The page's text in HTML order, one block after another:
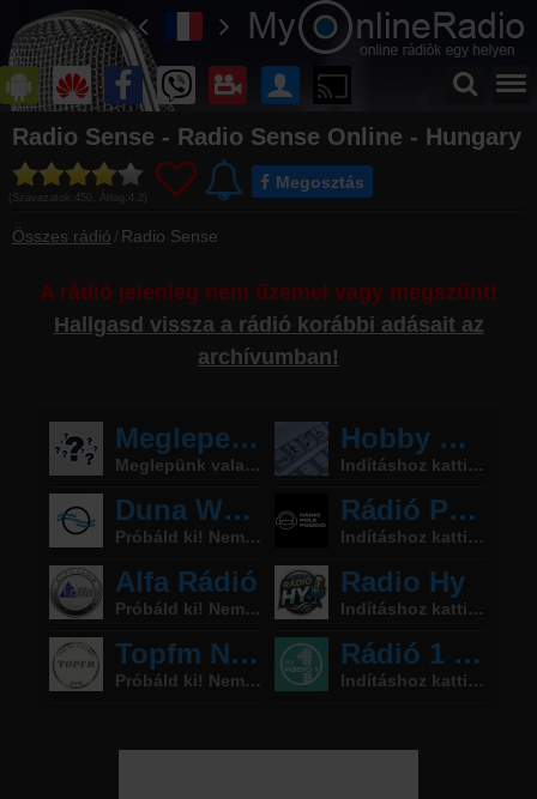
Főoldal
myonlineradio.hu
Bejelentkezés
Most szól
Tudd meg mi szólt eddig
Műsorújság
Radio Sense műsorai
Radio Sense webkamera, élőkép
Partnerek
Rádiós partnerek
Rádió beágyazás
Ágyazd be weboldaladba
Online rádió készítés
Radio Sense - Radio Sense Online - Hungary
(Szavazatok: 450 , Átlag: 4.2
Megosztás
Összes rádió Radio Sense
A rádió jelenleg nem üzemel vagy megszűnt!
Hallgasd vissza a rádió korábbi adásait az
archívumban!